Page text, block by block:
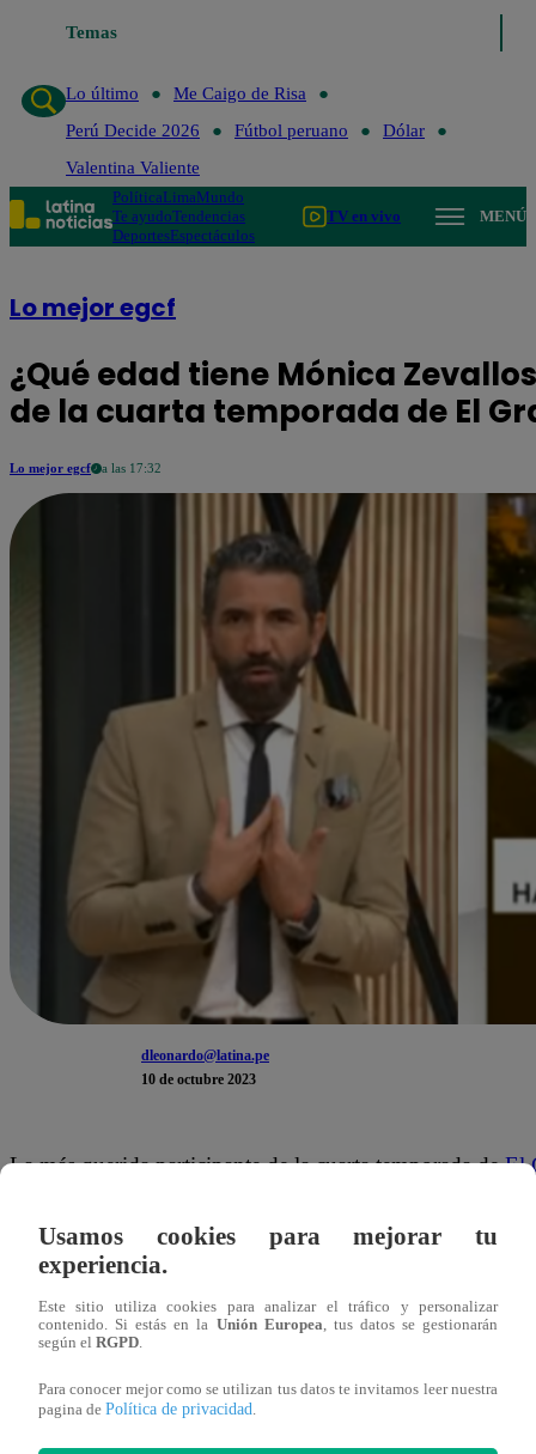
Temas
Lo último
Me Caigo de Risa
Perú Decide 2026
Fútbol peruano
Dólar
Valentina Valiente
PolíticaLimaMundo
Te ayudoTendencias
DeportesEspectáculos
TV en vivo MENÚ
Lo mejor egcf
¿Qué edad tiene Mónica
de la cuarta temporada de El
Lo mejor egcf a las 17:32
dleonardo@latina.pe
10 de octubre 2023
La más querida participante de la cuarta temporada deEl
pena soñar’ participará juntoXimena Hoyos, Renato
el ‘Flaco’ Granda
Su retorno a las pantallas causó revuelo en redes
más influyentes por su impacto en el rating de la época.
Usamos cookies para mejorar tu
experiencia.
Este sitio utiliza cookies para analizar el tráfico y personalizar
contenido. Si estás en la Unión Europea, tus datos se gestionarán
según el RGPD.
Para conocer mejor como se utilizan tus datos te invitamos leer nuestra
pagina de Política de privacidad.